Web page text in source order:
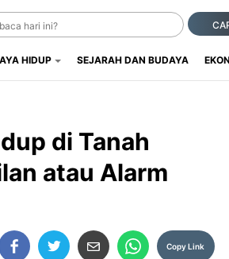
HIDUP SEJARAH DAN BUDAYA
di Tanah
atau Alarm
Copy Link